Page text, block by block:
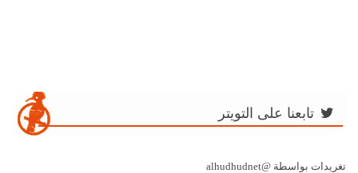
تابعنا على التويتر
تغريدات بواسطة @alhudhudnet